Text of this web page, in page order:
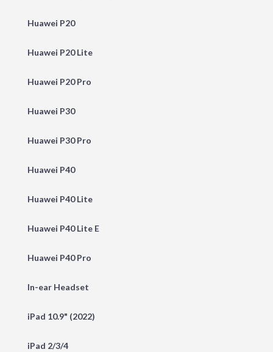
Huawei P20
Huawei P20 Lite
Huawei P20 Pro
Huawei P30
Huawei P30 Pro
Huawei P40
Huawei P40 Lite
Huawei P40 Lite E
Huawei P40 Pro
In-ear Headset
iPad 10.9" (2022)
iPad 2/3/4